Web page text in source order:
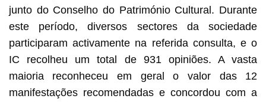
junto do Conselho do Património Cultural. Durante
este período, diversos sectores da sociedade
participaram activamente na referida consulta, e o
IC recolheu um total de 931 opiniões. A vasta
maioria reconheceu em geral o valor das 12
manifestações recomendadas e concordou com a